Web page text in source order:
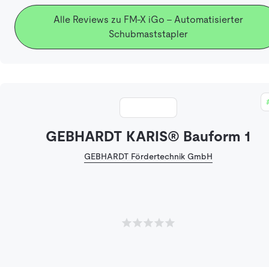
Alle Reviews zu FM-X iGo - Automatisierter
Schubmaststapler
GEBHARDT KARIS® Bauform 1
GEBHARDT Fördertechnik GmbH